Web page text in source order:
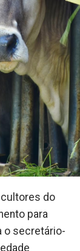
do
para
o secretário-